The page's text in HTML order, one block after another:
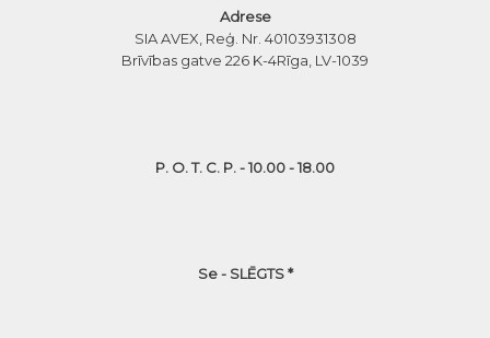
Adrese
SIA AVEX, Reģ. Nr. 40103931308
Brīvības gatve 226 K-4Rīga, LV-1039
P. O. T. C. P. - 10.00 - 18.00
Se - SLĒGTS *